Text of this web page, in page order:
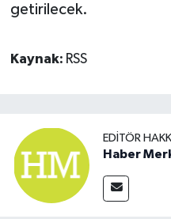
getirilecek.
Kaynak: RSS
EDITÖR
Haber